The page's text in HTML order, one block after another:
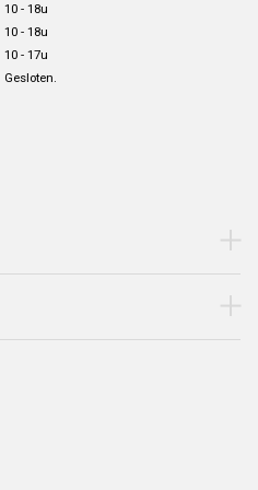
10 - 18u
10 - 18u
10 - 17u
Gesloten.